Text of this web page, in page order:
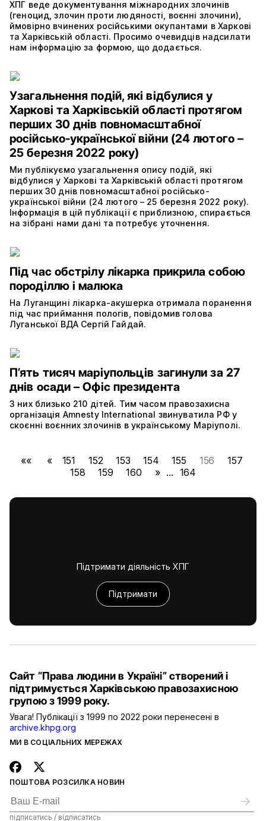
ХПГ веде документування міжнародних злочинів
(геноцид, злочин проти людяності, воєнні злочини),
ймовірно вчинених російськими окупантами в Харкові
та Харківській області. Просимо очевидців надсилати
нам інформацію за формою, що додається.
Узагальнення подій, які відбулися у
Харкові та Харківській області протягом
перших 30 днів повномасштабної
російсько-української війни (24 лютого –
25 березня 2022 року)
Ми публікуємо узагальнення опису подій, які
відбулися у Харкові та Харківській області протягом
перших 30 днів повномасштабної російсько-
української війни (24 лютого – 25 березня 2022 року).
Інформація в цій публікації є приблизною, спирається
на зібрані нами дані та потребує уточнення.
Під час обстрілу лікарка прикрила собою
породіллю і малюка
На Луганщині лікарка-акушерка отримала поранення
під час приймання пологів, повідомив голова
Луганської ВДА Сергій Гайдай.
П’ять тисяч маріупольців загинули за 27
днів осади – Офіс президента
З них близько 210 дітей. Тим часом правозахисна
організація Amnesty International звинуватила РФ у
скоєнні воєнних злочинів в українському Маріуполі.
«« « 151 152 153 154 155 156
157
158
159 160 » ... 164
Підтримати діяльність ХПГ
Підтримати
ПОШТОВА РОЗСИЛКА НОВИН
підписатись / відписатись
МИ В СОЦІАЛЬНИХ МЕРЕЖАХ
Сайт “Права людини в Україні” створений і
підтримується Харківською правозахисною
групою з 1999 року.
Увага! Публікації з 1999 по 2022 роки перенесені в
archive.khpg.org